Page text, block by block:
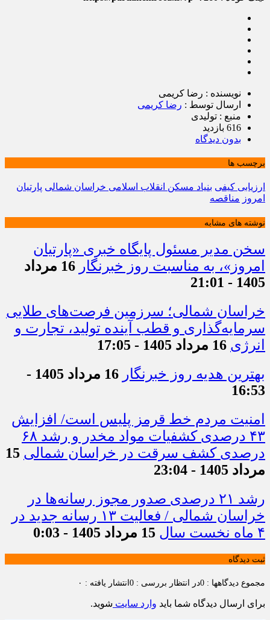
نویسنده : رضا کریمی
ارسال توسط : رضا کریمی
منبع : تولیدی
616 بازدید
بدون دیدگاه
برچسب ها
ارزیابی کیفی بنیاد مسکن انقلاب اسلامی خراسان شمالی پارتیان
امروز مناقصه
نوشته های مشابه
سخن مدیر مسئول پایگاه خبری «پارتیان
امروز»، به مناسبت روز خبرنگار
16 مرداد
1405 - 21:01
خراسان شمالی؛ سرزمین فرصت‌های طلایی
سرمایه‌گذاری و قطب آینده تولید، تجارت و
انرژی 16 مرداد 1405 - 17:05
بهترین هدیه روز خبرنگار
16 مرداد 1405 -
16:53
امنیت مردم خط قرمز پلیس است/ افزایش
۴۳ درصدی کشفیات مواد مخدر و رشد ۶۸
درصدی کشف سرقت در خراسان شمالی 15
مرداد 1405 - 23:04
رشد ۲۱ درصدی صدور مجوز رسانه‌ها در
خراسان شمالی / فعالیت ۱۳ رسانه جدید در
۴ ماه نخست سال
15 مرداد 1405 - 0:03
ثبت دیدگاه
مجموع دیدگاهها : 0 در انتظار بررسی : 0 انتشار یافته : ۰
برای ارسال دیدگاه شما باید وارد سایت شوید.